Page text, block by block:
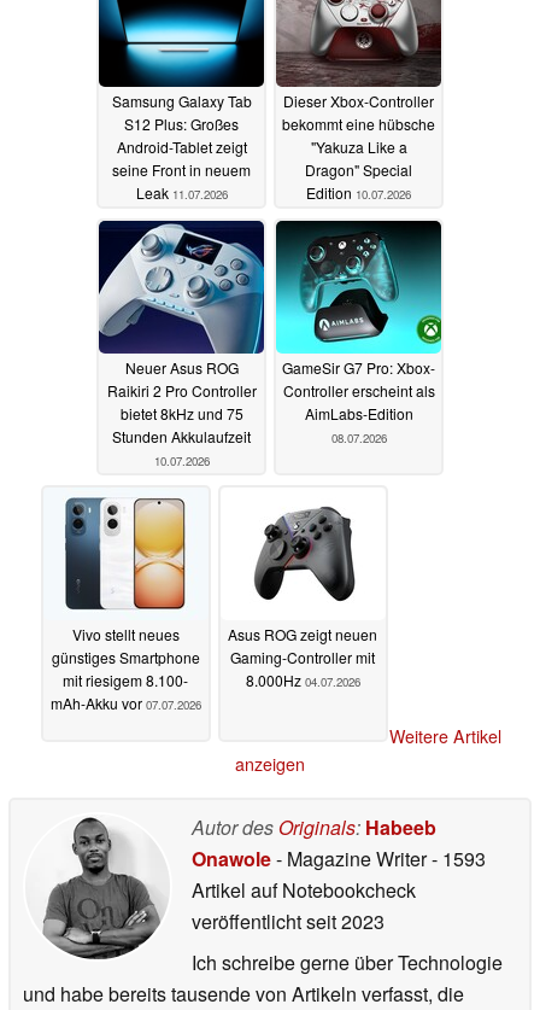
Samsung Galaxy Tab
S12 Plus: Großes
Android-Tablet zeigt
seine Front in neuem
Leak 11.07.2026
Dieser Xbox-Controller
bekommt eine hübsche
"Yakuza Like a
Dragon" Special
Edition 10.07.2026
Neuer Asus ROG
Raikiri 2 Pro Controller
bietet 8kHz und 75
Stunden Akkulaufzeit
10.07.2026
GameSir G7 Pro: Xbox-
Controller erscheint als
AimLabs-Edition
08.07.2026
Vivo stellt neues
günstiges Smartphone
mit riesigem 8.100-
mAh-Akku vor 07.07.2026
Asus ROG zeigt neuen
Gaming-Controller mit
8.000Hz 04.07.2026
Weitere Artikel
anzeigen
Autor des Originals: Habeeb
Onawole- Magazine Writer- 1593
Artikel auf Notebookcheck
veröffentlichtseit 2023
Ich schreibe gerne über Technologie
und habe bereits tausende von Artikeln verfasst, die